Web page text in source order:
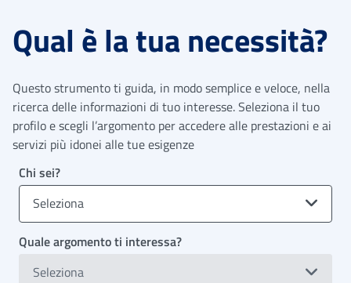
Qual è la tua necessità?
Questo strumento ti guida, in modo semplice e veloce, nella
ricerca delle informazioni di tuo interesse. Seleziona il tuo
profilo e scegli l’argomento per accedere alle prestazioni e ai
servizi più idonei alle tue esigenze
Chi sei?
Seleziona
Quale argomento ti interessa?
Seleziona